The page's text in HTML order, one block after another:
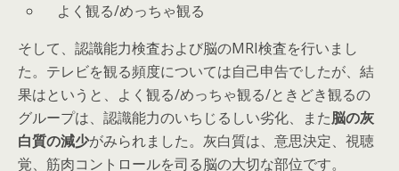
よく観る/めっちゃ観る
そして、認識能力検査および脳のMRI検査を行いまし
た。テレビを観る頻度については自己申告でしたが、結
果はというと、よく観る/めっちゃ観る/ときどき観るの
グループは、認識能力のいちじるしい劣化、また脳の灰
白質の減少がみられました。灰白質は、意思決定、視聴
覚、筋肉コントロールを司る脳の大切な部位です。